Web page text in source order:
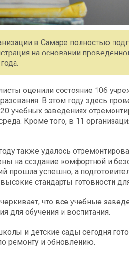
в Самаре полностью
на основании
оценили состояние 106
В этом году здесь
учебных заведениях
Кроме того, в 11
также удалось
на создание комфортной и
прошла успешно, а
стандарты готовности
что все учебные
для обучения и воспитания.
и детские сады сегодня
ремонту и обновлению.